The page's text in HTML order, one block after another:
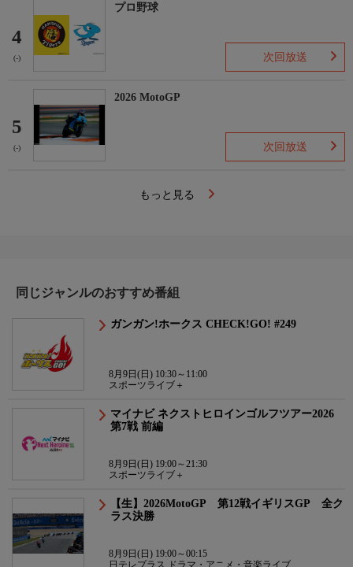
4
(-)
プロ野球
次回放送
5
(-)
2026 MotoGP
次回放送
もっと見る
同じジャンルのおすすめ番組
ガンガン!ホークス CHECK!GO! #249
8月9日(日) 10:30～11:00
スポーツライブ＋
マイナビ ネクストヒロインゴルフツアー2026
第7戦 前編
8月9日(日) 19:00～21:30
スポーツライブ＋
【生】2026MotoGP 第12戦イギリスGP 全ク
ラス決勝
8月9日(日) 19:00～00:15
日テレプラス ドラマ・アニメ・音楽ライブ